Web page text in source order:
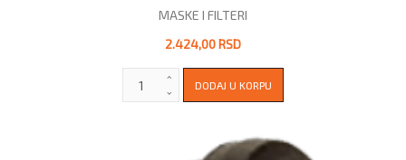
MASKE I FILTERI
2.424,00 RSD